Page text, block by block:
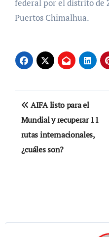
federal por el distrito de
Puertos Chimalhua.
Navegación
de
entradas
AIFA listo para el
Mundial y recuperar 11
rutas internacionales,
¿cuáles son?